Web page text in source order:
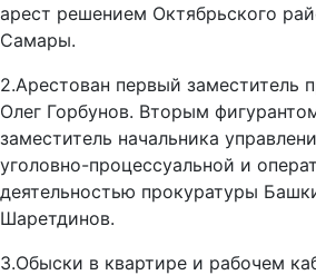
арест решением Октябрьского
Самары.
2.Арестован первый заместитель
Олег Горбунов. Вторым
заместитель начальника
уголовно-процессуальной и
деятельностью прокуратуры
Шаретдинов.
3.Обыски в квартире и рабочем